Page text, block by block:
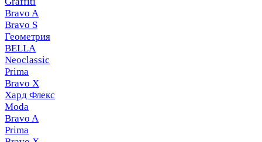
Bravo A
Bravo S
Геометрия
BELLA
Neoclassic
Prima
Bravo X
Хард Флекс
Moda
Bravo A
Prima